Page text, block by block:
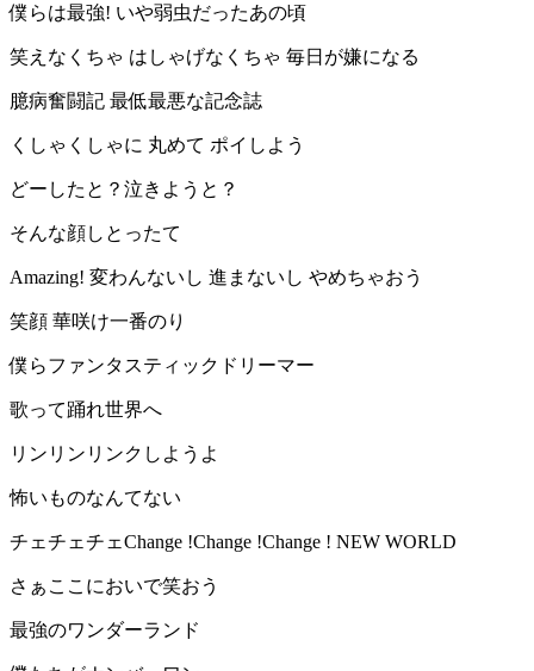
僕らは最強! いや弱虫だったあの頃
笑えなくちゃ はしゃげなくちゃ 毎日が嫌になる
臆病奮闘記 最低最悪な記念誌
くしゃくしゃに 丸めて ポイしよう
どーしたと？泣きようと？
そんな顔しとったて
Amazing! 変わんないし 進まないし やめちゃおう
笑顔 華咲け一番のり
僕らファンタスティックドリーマー
歌って踊れ世界へ
リンリンリンクしようよ
怖いものなんてない
チェチェチェChange !Change !Change ! NEW WORLD
さぁここにおいで笑おう
最強のワンダーランド